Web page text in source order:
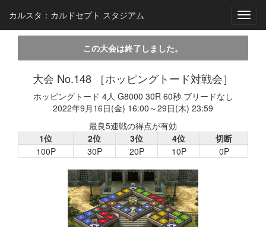
カルスタ：カルドセプト スタジアム
この大会は終了しました。
大会 No.148 ［ホッピングトード対戦会］
ホッピングトード 4人 G8000 30R 60秒 ブリードなし
2022年9月16日(金) 16:00～29日(木) 23:59
最良5連戦の得点が有効
1位
2位 3位 4位
切断
100P
30P 20P 10P 0P